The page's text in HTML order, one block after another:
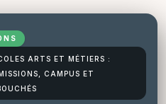
ARTS ET MÉTIERS :
CAMPUS ET